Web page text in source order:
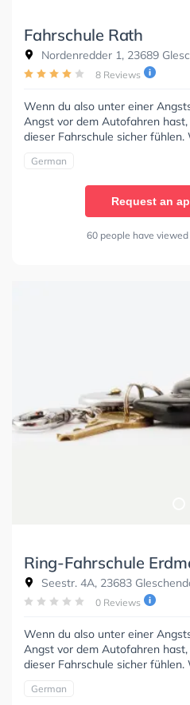
Fahrschule Rath
Nordenredder 1, 23689
8 Reviews
Wenn du also unter einer
Angst vor dem Autofahren
dieser Fahrschule sicher fühlen.
German
Request an
60 people have
Ring-Fahrschule
Seestr. 4A, 23683
0 Reviews
Wenn du also unter einer
Angst vor dem Autofahren
dieser Fahrschule sicher fühlen.
German